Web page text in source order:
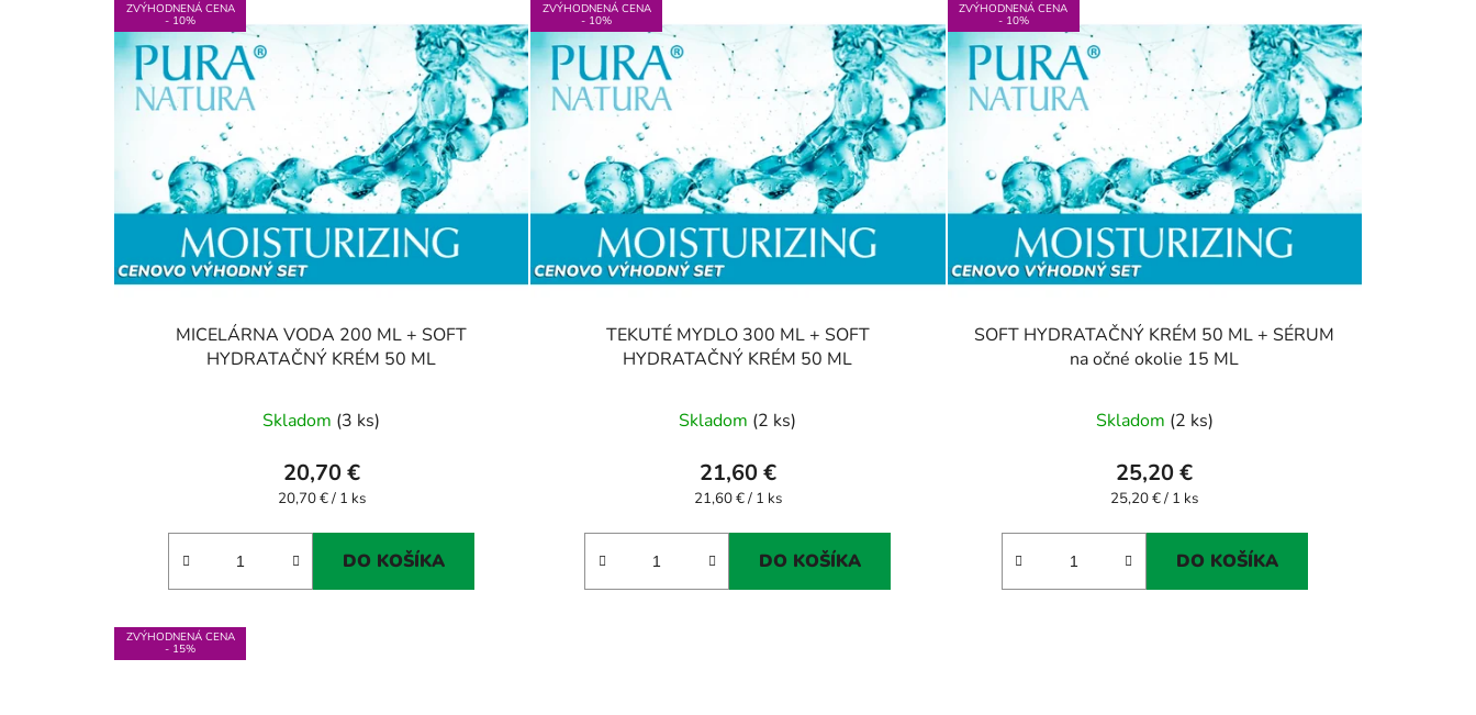
ZVÝHODNENÁ CENA
- 10%
MICELÁRNA VODA 200 ML + SOFT
HYDRATAČNÝ KRÉM 50 ML
Skladom (3 ks)
20,70 €
Jednotková
20,70 € / 1 ks
DO KOŠÍKA
ZVÝHODNENÁ CENA
- 10%
TEKUTÉ MYDLO 300 ML + SOFT
HYDRATAČNÝ KRÉM 50 ML
Skladom (2 ks)
21,60 €
Jednotková
21,60 € / 1 ks
DO KOŠÍKA
ZVÝHODNENÁ CENA
- 10%
SOFT HYDRATAČNÝ KRÉM 50 ML + SÉRUM
na očné okolie 15 ML
Skladom (2 ks)
25,20 €
Jednotková
25,20 € / 1 ks
DO KOŠÍKA
ZVÝHODNENÁ CENA
- 15%